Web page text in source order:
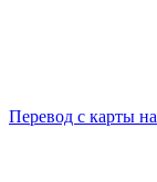
Перевод с карты